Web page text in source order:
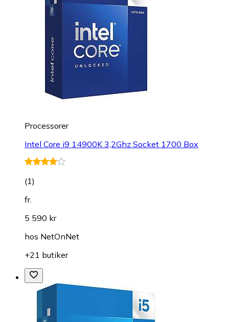
Processorer
Intel Core i9 14900K 3,2Ghz Socket 1700 Box
(1)
fr.
5 590 kr
hos NetOnNet
+21 butiker